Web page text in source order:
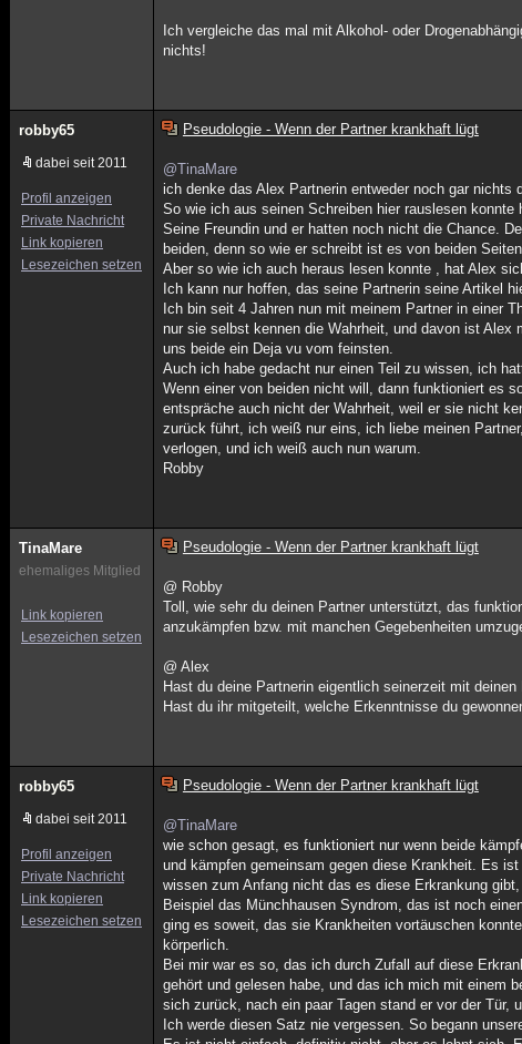
Ich vergleiche das mal mit Alkohol- oder
nichts!
robby65
dabei seit 2011
Profil anzeigen
Private Nachricht
Link kopieren
Lesezeichen setzen
Pseudologie - Wenn der Partner krankhaft lügt
@TinaMare
ich denke das Alex Partnerin entweder noch gar
So wie ich aus seinen Schreiben hier rauslesen
Seine Freundin und er hatten noch nicht die Chance.
beiden, denn so wie er schreibt ist es von beiden
Aber so wie ich auch heraus lesen konnte , hat Alex
Ich kann nur hoffen, das seine Partnerin seine Artikel
Ich bin seit 4 Jahren nun mit meinem Partner in einer
nur sie selbst kennen die Wahrheit, und davon ist
uns beide ein Deja vu vom feinsten.
Auch ich habe gedacht nur einen Teil zu wissen, ich
Wenn einer von beiden nicht will, dann funktioniert es
entspräche auch nicht der Wahrheit, weil er sie nicht
zurück führt, ich weiß nur eins, ich liebe meinen
verlogen, und ich weiß auch nun warum.
Robby
TinaMare
ehemaliges Mitglied
Link kopieren
Lesezeichen setzen
Pseudologie - Wenn der Partner krankhaft lügt
@ Robby
Toll, wie sehr du deinen Partner unterstützt, das
anzukämpfen bzw. mit manchen Gegebenheiten
@ Alex
Hast du deine Partnerin eigentlich seinerzeit mit
Hast du ihr mitgeteilt, welche Erkenntnisse du
robby65
dabei seit 2011
Profil anzeigen
Private Nachricht
Link kopieren
Lesezeichen setzen
Pseudologie - Wenn der Partner krankhaft lügt
@TinaMare
wie schon gesagt, es funktioniert nur wenn beide
und kämpfen gemeinsam gegen diese Krankheit. Es
wissen zum Anfang nicht das es diese Erkrankung
Beispiel das Münchhausen Syndrom, das ist noch
ging es soweit, das sie Krankheiten vortäuschen
körperlich.
Bei mir war es so, das ich durch Zufall auf diese
gehört und gelesen habe, und das ich mich mit einem
sich zurück, nach ein paar Tagen stand er vor der
Ich werde diesen Satz nie vergessen. So begann